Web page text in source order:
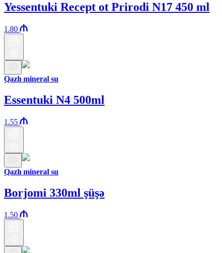
Yessentuki Recept ot Prirodi N17 450 ml
1.80
Qazlı mineral su
Essentuki N4 500ml
1.55
Qazlı mineral su
Borjomi 330ml şüşə
1.50